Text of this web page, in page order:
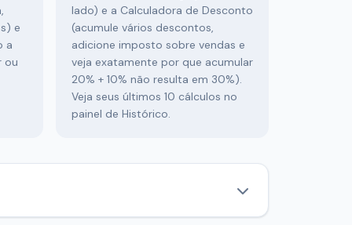
e
a
ou
lado) e a Calculadora de Desconto
(acumule vários descontos,
adicione imposto sobre vendas e
veja exatamente por que acumular
20% + 10% não resulta em 30%).
Veja seus últimos 10 cálculos no
painel de Histórico.